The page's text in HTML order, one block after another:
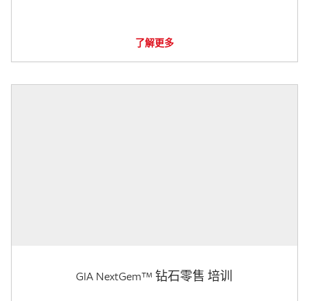
了解更多
GIA NextGem™ 钻石零售 培训